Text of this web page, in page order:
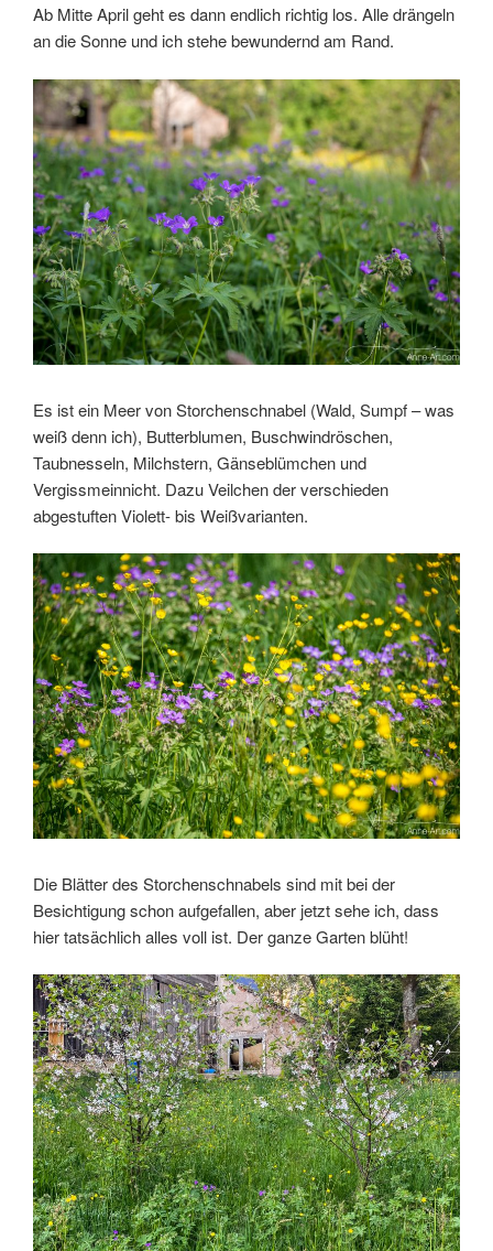
Ab Mitte April geht es dann endlich richtig los. Alle drängeln
an die Sonne und ich stehe bewundernd am Rand.
Es ist ein Meer von Storchenschnabel (Wald, Sumpf – was
weiß denn ich), Butterblumen, Buschwindröschen,
Taubnesseln, Milchstern, Gänseblümchen und
Vergissmeinnicht. Dazu Veilchen der verschieden
abgestuften Violett- bis Weißvarianten.
Die Blätter des Storchenschnabels sind mit bei der
Besichtigung schon aufgefallen, aber jetzt sehe ich, dass
hier tatsächlich alles voll ist. Der ganze Garten blüht!